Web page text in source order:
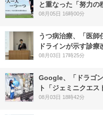
と重なった「努力の
08月05日 16時00分
うつ病治療、「医
ドラインが示す診療
08月03日 17時25分
Google、「ドラゴ
ト「ジェミニクエ
08月03日 18時42分